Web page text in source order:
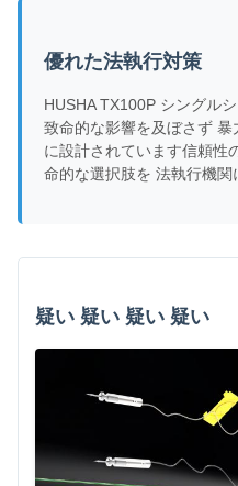
優れた法執行対策
HUSHA TX100P シングル
致命的な影響を及ぼさず
に設計されています信頼性
命的な選択肢を 法執行機関
疑い 疑い 疑い 疑い